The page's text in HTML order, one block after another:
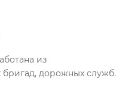
из
дорожных служб.